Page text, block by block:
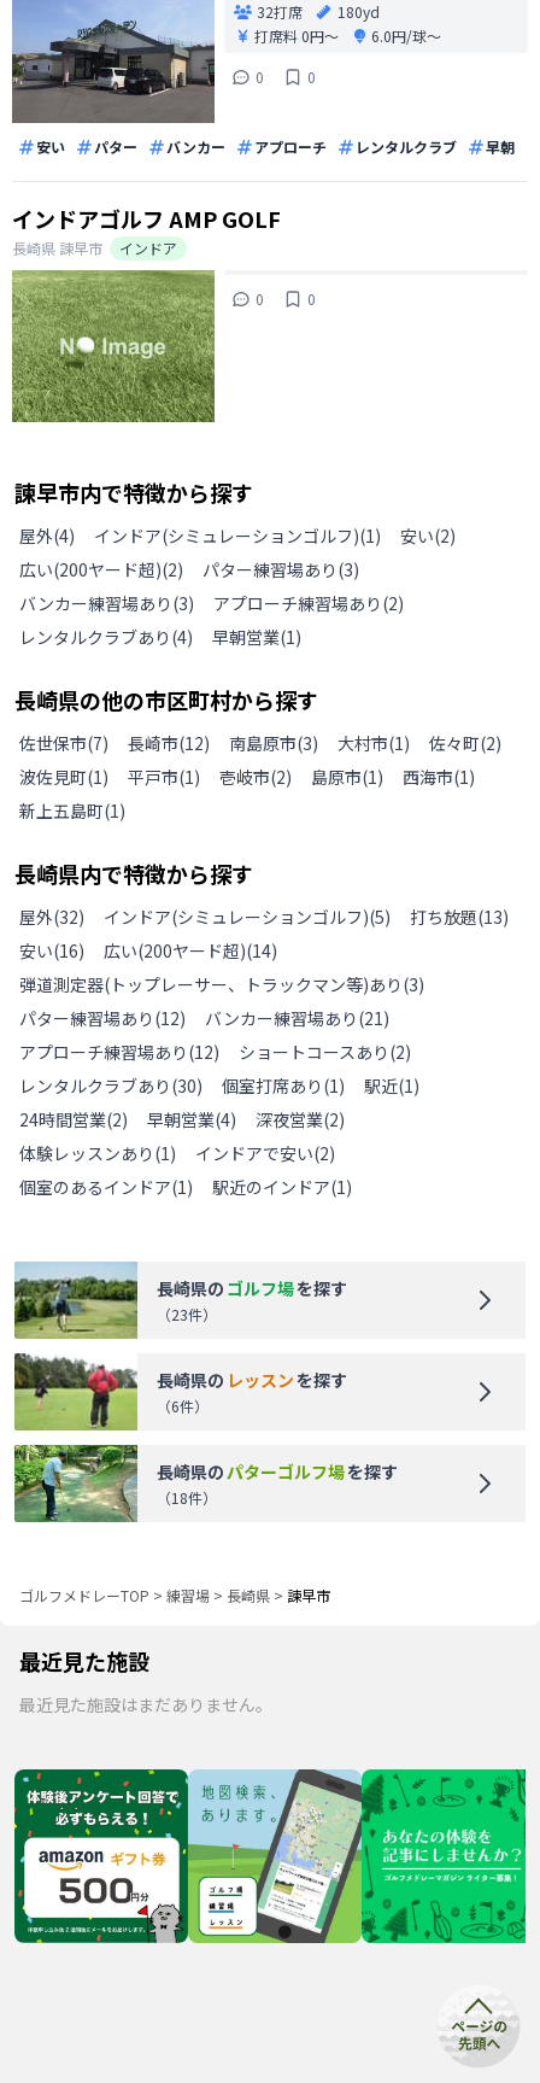
32打席
180yd
打席料0円〜
6.0円/球〜
0
0
安い パター バンカー アプローチ レンタルクラブ 早朝
インドアゴルフ AMP GOLF
長崎県 諫早市 インドア
0 0
諫早市内で特徴から探す
屋外(4) インドア(シミュレーションゴルフ)(1) 安い(2)
広い(200ヤード超)(2) パター練習場あり (3)
バンカー練習場あり (3) アプローチ練習場あり (2)
レンタルクラブあり (4) 早朝営業(1)
長崎県の他の市区町村から探す
佐世保市(7) 長崎市(12) 南島原市(3) 大村市(1) 佐々町(2)
波佐見町(1) 平戸市(1) 壱岐市(2) 島原市(1) 西海市(1)
新上五島町(1)
長崎県内で特徴から探す
屋外(32) インドア(シミュレーションゴルフ)(5) 打ち放題(13)
安い(16) 広い(200ヤード超)(14)
弾道測定器(トップレーサー、トラックマン等)あり (3)
パター練習場あり (12) バンカー練習場あり (21)
アプローチ練習場あり (12) ショートコースあり (2)
レンタルクラブあり (30) 個室打席あり (1) 駅近(1)
24時間営業(2) 早朝営業(4) 深夜営業(2)
体験レッスンあり (1) インドアで安い(2)
個室のあるインドア(1) 駅近のインドア(1)
長崎県の ゴルフ場を探す
（23件）
長崎県の レッスンを探す
（6件）
長崎県のパターゴルフ場を探す
（18件）
ゴルフメドレーTOP > 練習場 > 長崎県 > 諫早市
最近見た施設
最近見た施設はまだありません。